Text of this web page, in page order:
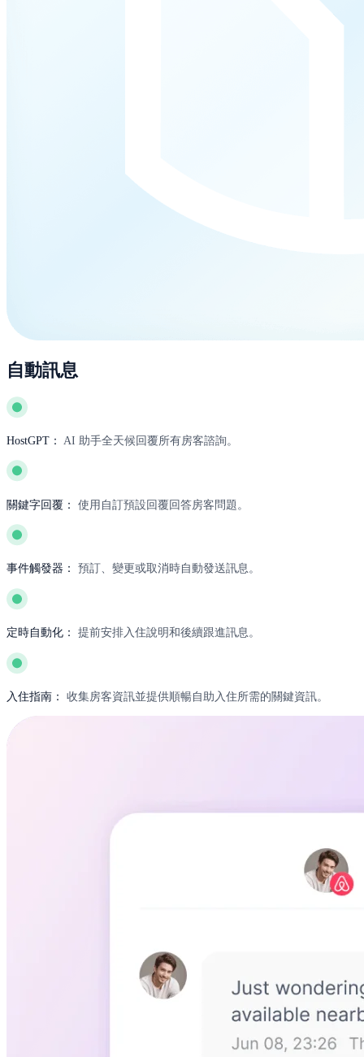
自動訊息
HostGPT： AI 助手全天候回覆所有房客諮詢。
關鍵字回覆： 使用自訂預設回覆回答房客問題。
事件觸發器： 預訂、變更或取消時自動發送訊息。
定時自動化： 提前安排入住說明和後續跟進訊息。
入住指南： 收集房客資訊並提供順暢自助入住所需的關鍵資訊。